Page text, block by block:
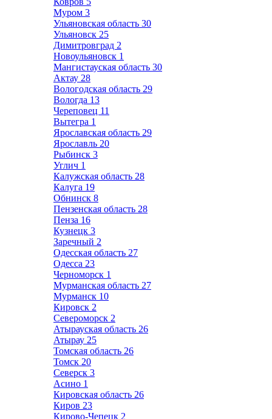
Муром 3
Ульяновская область 30
Ульяновск 25
Димитровград 2
Новоульяновск 1
Мангистауская область 30
Актау 28
Вологодская область 29
Вологда 13
Череповец 11
Вытегра 1
Ярославская область 29
Ярославль 20
Рыбинск 3
Углич 1
Калужская область 28
Калуга 19
Обнинск 8
Пензенская область 28
Пенза 16
Кузнецк 3
Заречный 2
Одесская область 27
Одесса 23
Черноморск 1
Мурманская область 27
Мурманск 10
Кировск 2
Североморск 2
Атырауская область 26
Атырау 25
Томская область 26
Томск 20
Северск 3
Асино 1
Кировская область 26
Киров 23
Кирово-Чепецк 2